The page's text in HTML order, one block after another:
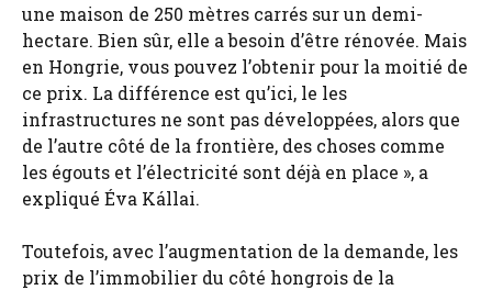
une maison de 250 mètres carrés sur un demi-
hectare. Bien sûr, elle a besoin d’être rénovée. Mais
en Hongrie, vous pouvez l’obtenir pour la moitié de
ce prix. La différence est qu’ici, le les
infrastructures ne sont pas développées, alors que
de l’autre côté de la frontière, des choses comme
les égouts et l’électricité sont déjà en place », a
expliqué Éva Kállai.
Toutefois, avec l’augmentation de la demande, les
prix de l’immobilier du côté hongrois de la